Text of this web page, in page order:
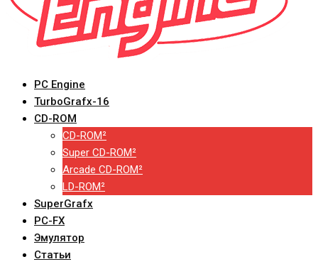
PC Engine
TurboGrafx-16
CD-ROM
CD-ROM²
Super CD-ROM²
Arcade CD-ROM²
LD-ROM²
SuperGrafx
PC-FX
Эмулятор
Статьи